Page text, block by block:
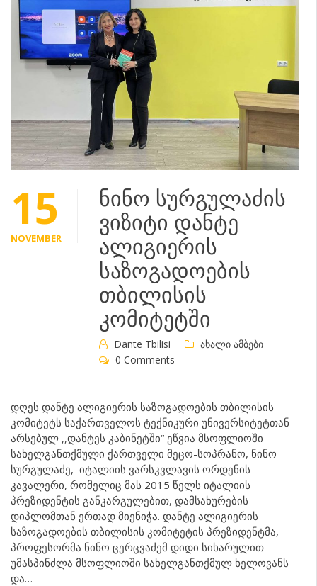
15
NOVEMBER
ნინო სურგულაძის
ვიზიტი დანტე
ალიგიერის
საზოგადოების
თბილისის
კომიტეტში
Dante Tbilisi
ახალი ამბები
0 Comments
დღეს დანტე ალიგიერის საზოგადოების თბილისის
კომიტეტს საქართველოს ტექნიკური უნივერსიტეტთან
არსებულ ,,დანტეს კაბინეტში“ ეწვია მსოფლიოში
სახელგანთქმული ქართველი მეცო-სოპრანო, ნინო
სურგულაძე, იტალიის ვარსკვლავის ორდენის
კავალერი, რომელიც მას 2015 წელს იტალიის
პრეზიდენტის განკარგულებით, დამსახურების
დიპლომთან ერთად მიენიჭა. დანტე ალიგიერის
საზოგადოების თბილისის კომიტეტის პრეზიდენტმა,
პროფესორმა ნინო ცერცვაძემ დიდი სიხარულით
უმასპინძლა მსოფლიოში სახელგანთქმულ ხელოვანს
და…